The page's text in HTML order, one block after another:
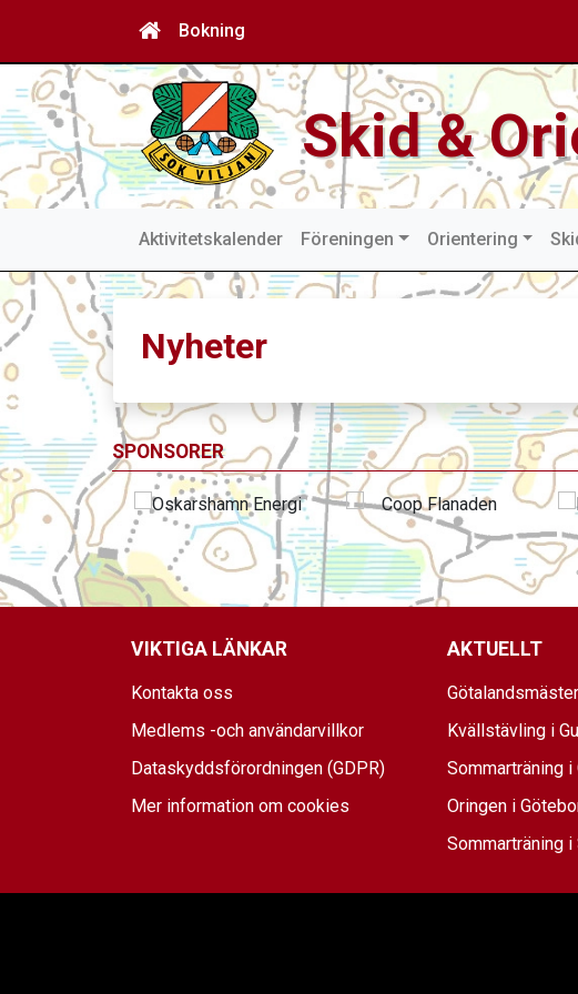
Bokning
Skid &
Aktivitetskalender Föreningen Orientering
Nyheter
SPONSORER
VIKTIGA LÄNKAR
Kontakta oss
Medlems -och användarvillkor
Dataskyddsförordningen (GDPR)
Mer information om cookies
AKTUELLT
Kvällstävling i
Sommarträning i
Oringen i
Sommarträning i